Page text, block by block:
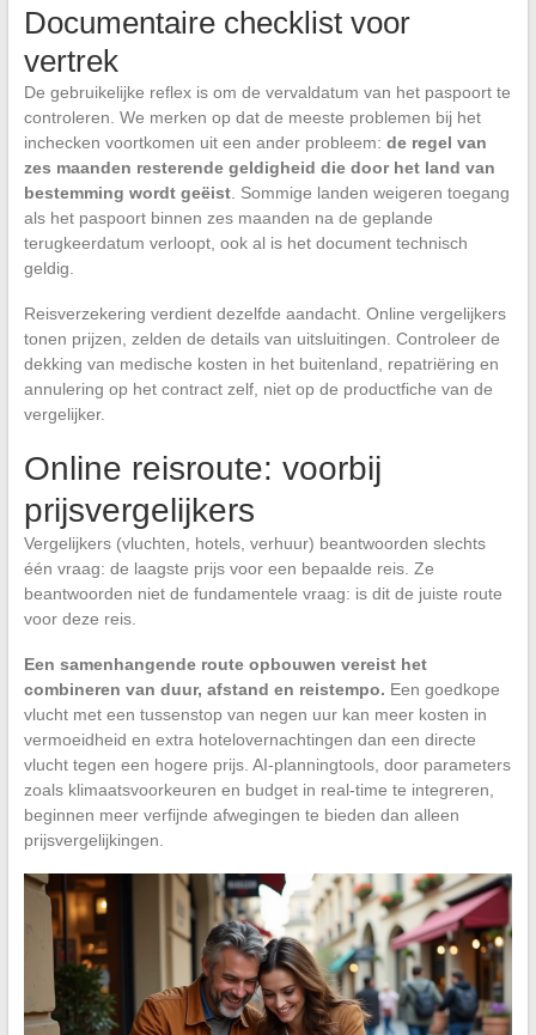
Documentaire checklist voor
vertrek
De gebruikelijke reflex is om de vervaldatum van het paspoort te
controleren. We merken op dat de meeste problemen bij het
inchecken voortkomen uit een ander probleem: de regel van
zes maanden resterende geldigheid die door het land van
bestemming wordt geëist. Sommige landen weigeren toegang
als het paspoort binnen zes maanden na de geplande
terugkeerdatum verloopt, ook al is het document technisch
geldig.
Reisverzekering verdient dezelfde aandacht. Online vergelijkers
tonen prijzen, zelden de details van uitsluitingen. Controleer de
dekking van medische kosten in het buitenland, repatriëring en
annulering op het contract zelf, niet op de productfiche van de
vergelijker.
Online reisroute: voorbij
prijsvergelijkers
Vergelijkers (vluchten, hotels, verhuur) beantwoorden slechts
één vraag: de laagste prijs voor een bepaalde reis. Ze
beantwoorden niet de fundamentele vraag: is dit de juiste route
voor deze reis.
Een samenhangende route opbouwen vereist het
combineren van duur, afstand en reistempo. Een goedkope
vlucht met een tussenstop van negen uur kan meer kosten in
vermoeidheid en extra hotelovernachtingen dan een directe
vlucht tegen een hogere prijs. AI-planningtools, door parameters
zoals klimaatsvoorkeuren en budget in real-time te integreren,
beginnen meer verfijnde afwegingen te bieden dan alleen
prijsvergelijkingen.